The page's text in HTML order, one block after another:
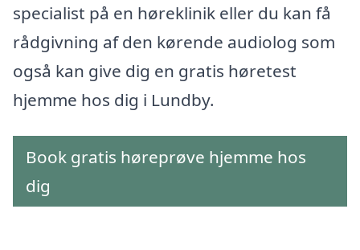
specialist på en høreklinik eller du kan få
rådgivning af den kørende audiolog som
også kan give dig en gratis høretest
hjemme hos dig i Lundby.
Book gratis høreprøve hjemme hos
dig